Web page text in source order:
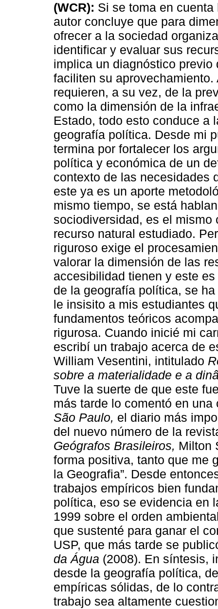
(WCR): Si se toma en
autor concluye que para
ofrecer a la sociedad
identificar y evaluar sus
implica un diagnóstico
faciliten su
requieren, a su vez, de la
como la dimensión de la
Estado, todo esto conduce a
geografía política. Desde mi
termina por fortalecer los
política y económica de un
contexto de las necesidades
este ya es un aporte
mismo tiempo, se está
sociodiversidad, es el
recurso natural estudiado.
riguroso exige el
valorar la dimensión de las
accesibilidad tienen y este
de la geografía política, se
le insisito a mis estudiantes
fundamentos teóricos
rigurosa. Cuando inicié mi
escribí un trabajo acerca de
William Vesentini, intitulado
sobre a materialidade e a
Tuve la suerte de que este
más tarde lo comentó en
São Paulo, el diario más
del nuevo número de la
Geógrafos Brasileiros, Milton
forma positiva, tanto que me
la Geografia”. Desde
trabajos empíricos bien
política, eso se evidencia en
1999 sobre el orden
que sustenté para ganar el
USP, que más tarde se
da Água (2008). En síntesis,
desde la geografía política,
empíricas sólidas, de lo
trabajo sea altamente